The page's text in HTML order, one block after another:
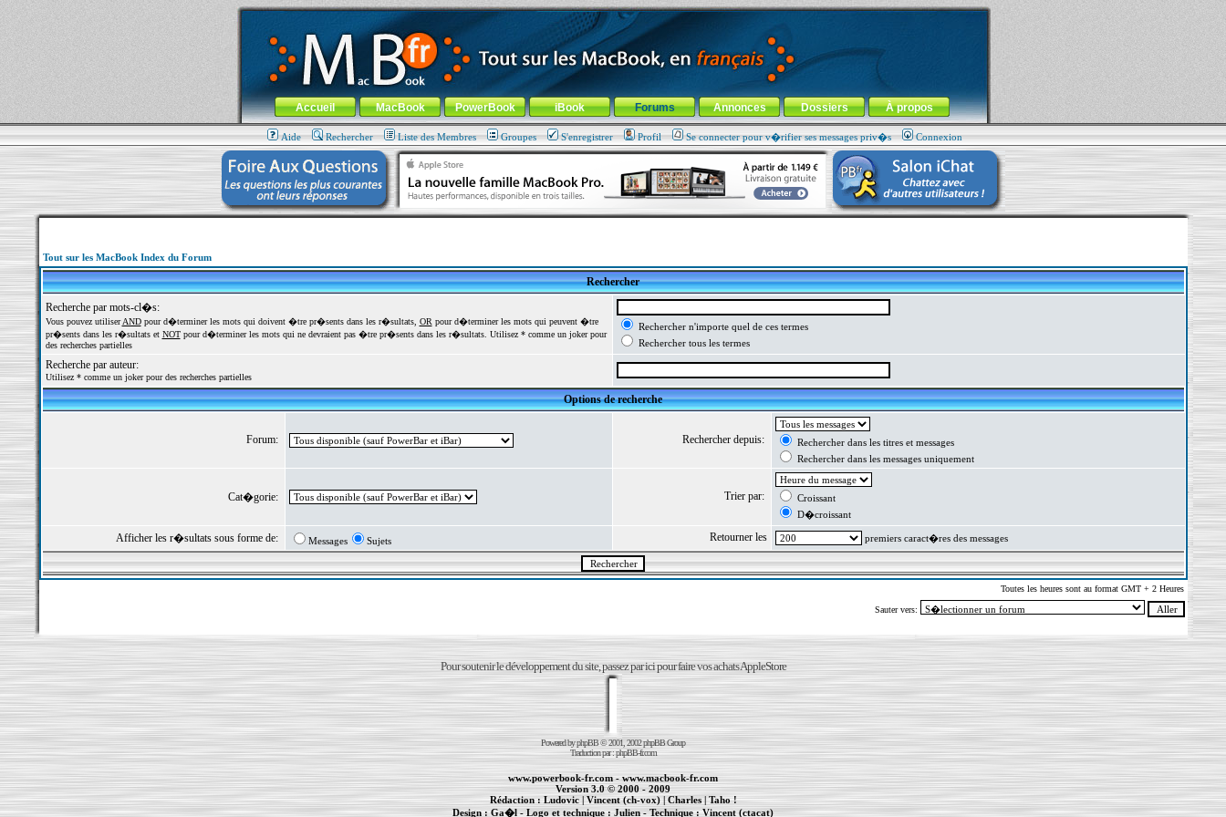
MacBook-fr.com : 100% Apple... 100% nomade !
Aller au contenu-Aller au menu général-Aller au menu de la rubrique
Menu général
Accueil MacBook PowerBook iBook Forums Annonces Dossiers À propos
Aide Rechercher Liste des Membres Groupes S'enregistrer Profil Se connecter pour v�rifier ses messages priv�s Connexion
Tout sur les MacBook Index du Forum
Rechercher
Recherche par mots-cl�s:
Vous pouvez utiliserANDpour d�terminer les mots qui doivent �tre pr�sents dans les r�sultats, OR pour d�terminer les mots qui peuvent �tre
pr�sents dans les r�sultats et NOTpour d�terminer les mots qui ne devraient pas �tre pr�sents dans les r�sultats. Utilisez * comme un joker pour
des recherches partielles
Rechercher n'importe quel de ces termes
Rechercher tous les termes
Recherche par auteur:
Utilisez * comme un joker pour des recherches partielles
Options de recherche
Forum: Rechercher depuis:
Rechercher dans les titres et messages
Rechercher dans les messages uniquement
Cat�gorie: Trier par:
Croissant
D�croissant
Afficher les r�sultats sous forme de: Messages Sujets Retourner les premiers caract�res des messages
Toutes les heures sont au format GMT + 2 Heures
Sauter vers:
Pour soutenir le développement du site, passez par ici pour faire vos achats AppleStore
Powered byphpBB© 2001, 2002 phpBB Group
Traduction par :phpBB-fr.com
www.powerbook-fr.com-www.macbook-fr.com
Version 3.0 © 2000 - 2009
Rédaction :Ludovic| Vincent (ch-vox)|Charles| Taho !
Design : Ga�l - Logo et technique : Julien - Technique :Vincent (ctacat)